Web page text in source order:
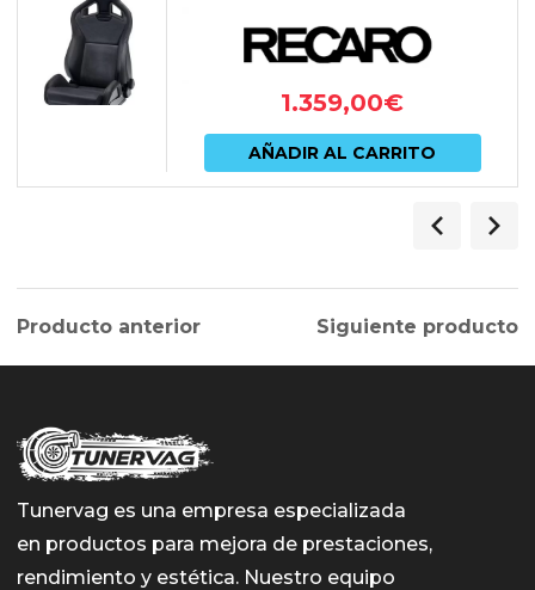
1.359,00€
AÑADIR AL CARRITO
Producto anterior Siguiente producto
Tunervag es una empresa especializada
en productos para mejora de prestaciones,
rendimiento y estética. Nuestro equipo